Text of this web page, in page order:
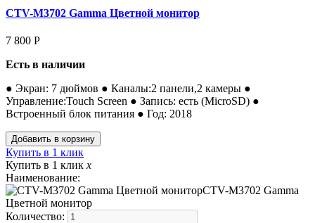
CTV-M3702 Gamma Цветной монитор
7 800 Р
Есть в наличии
● Экран: 7 дюймов ● Каналы:2 панели,2 камеры ●
Управление:Touch Screen ● Запись: есть (MicroSD) ●
Встроенный блок питания ● Год: 2018
Купить в 1 клик
Купить в 1 клик x
Наименование:
CTV-M3702 Gamma
Цветной монитор
Количество: